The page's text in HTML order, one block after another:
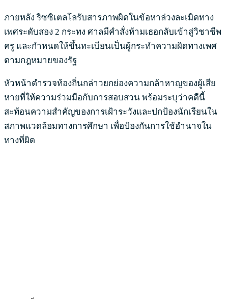
ภายหลัง ริซซิเตลโลรับสารภาพผิดในข้อหาล่วงละเมิดทาง
เพศระดับสอง 2 กระทง ศาลมีคำสั่งห้ามเธอกลับเข้าสู่วิชาชีพ
ครู และกำหนดให้ขึ้นทะเบียนเป็นผู้กระทำความผิดทางเพศ
ตามกฎหมายของรัฐ
หัวหน้าตำรวจท้องถิ่นกล่าวยกย่องความกล้าหาญของผู้เสีย
หายที่ให้ความร่วมมือกับการสอบสวน พร้อมระบุว่าคดีนี้
สะท้อนความสำคัญของการเฝ้าระวังและปกป้องนักเรียนใน
สภาพแวดล้อมทางการศึกษา เพื่อป้องกันการใช้อำนาจใน
ทางที่ผิด